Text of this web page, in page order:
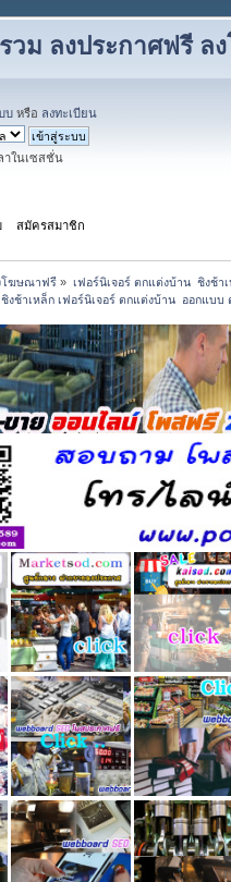
วม ลงประกาศฟรี
บ หรือ ลงทะเบียน
าในเซสชั่น
สมัครสมาชิก
โฆษณาฟรี » เฟอร์นิเจอร์ ตกแต่งบ้าน  ชิงช้า
งช้าเหล็ก เฟอร์นิเจอร์ ตกแต่งบ้าน  ออกแบ